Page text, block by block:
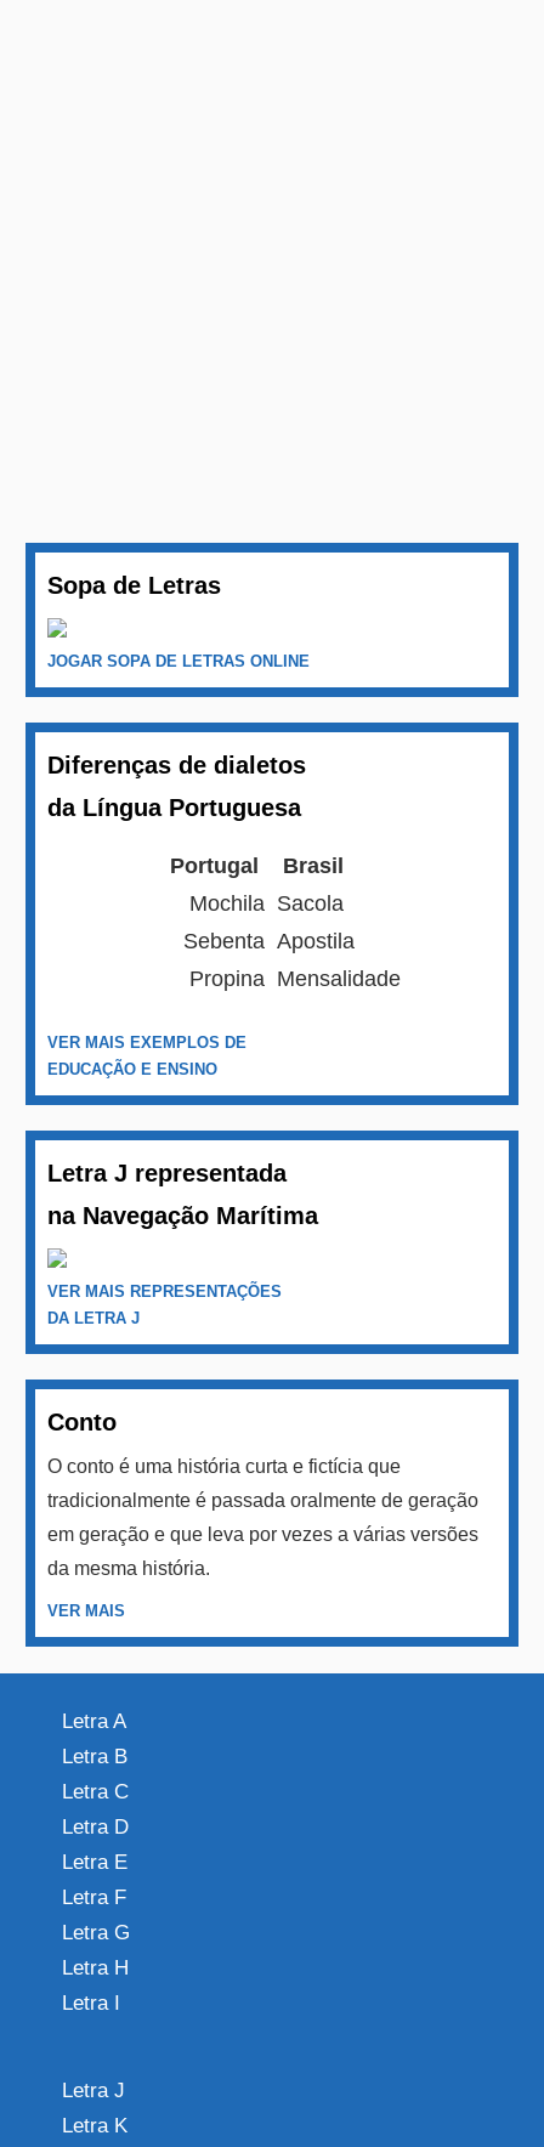
Sopa de Letras
JOGAR SOPA DE LETRAS ONLINE
Diferenças de dialetos
da Língua Portuguesa
Portugal
Brasil
Mochila Sacola
Sebenta Apostila
Propina Mensalidade
VER MAIS EXEMPLOS DE
EDUCAÇÃO E ENSINO
Letra J representada
na Navegação Marítima
VER MAIS REPRESENTAÇÕES
DA LETRA J
Conto
O conto é uma história curta e fictícia que
tradicionalmente é passada oralmente de geração
em geração e que leva por vezes a várias versões
da mesma história.
VER MAIS
Letra A
Letra B
Letra C
Letra D
Letra E
Letra F
Letra G
Letra H
Letra I
Letra J
Letra K